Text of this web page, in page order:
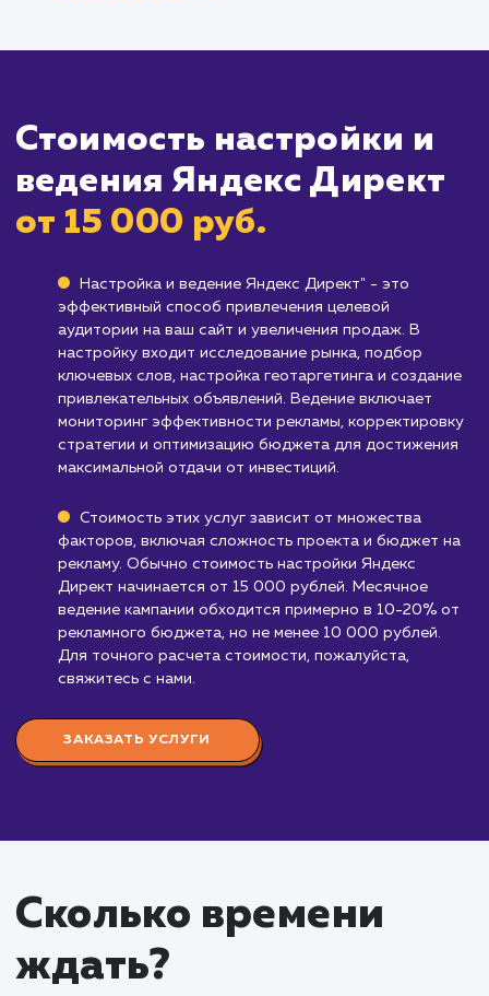
Яндекс Директ позволяет настраивать
Кому не подходит данный
Компаниям, ищущим глобальную
аудиторию: Если ваша цель – привлечь
Яндекс Директ в основном ориентирован на
русскоязычную аудиторию.
Тем, кто предлагает товары или
разрешенные для рекламы в Яндекс
Если ваш бизнес входит в одну из
категорий, настройка Яндекс Директ вам не
Узнать почему
Стоимость настройки и
ведения Яндекс
эффективный способ привлечения целевой
аудитории на ваш сайт и увеличения продаж. В
настройку входит исследование рынка, подбор
ключевых слов, настройка геотаргетинга и